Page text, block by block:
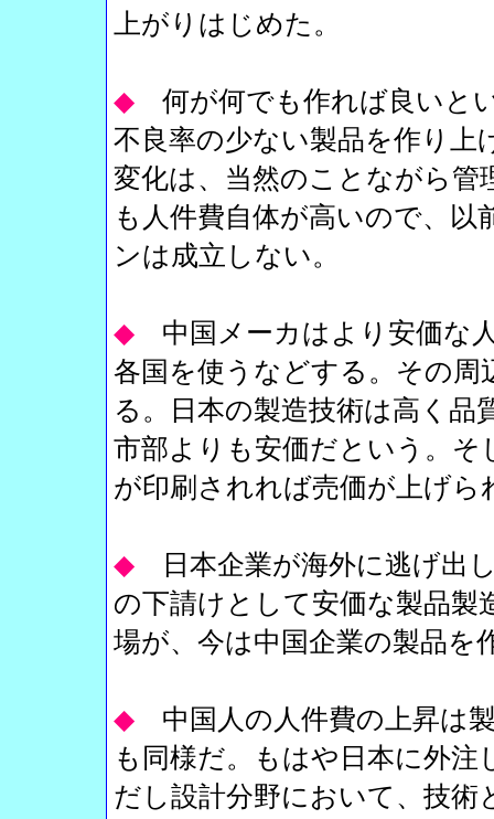
上がりはじめた。
◆ 何が何でも作れば良いと
不良率の少ない製品を作り
変化は、当然のことながら
も人件費自体が高いので、以
ンは成立しない。
◆ 中国メーカはより安価な
各国を使うなどする。その周
る。日本の製造技術は高く品
市部よりも安価だという。そ
が印刷されれば売価が上げら
◆
日本企業が海外に逃げ出
の下請けとして安価な製品製
場が、今は中国企業の製品を
◆ 中国人の人件費の上昇は
も同様だ。もはや日本に外
だし設計分野において、技術